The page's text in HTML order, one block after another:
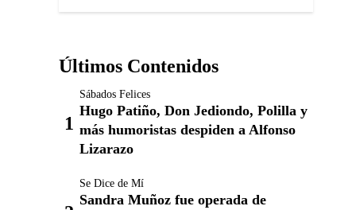
Últimos Contenidos
Sábados Felices
Hugo Patiño, Don Jediondo, Polilla y
más humoristas despiden a Alfonso
Lizarazo
Se Dice de Mí
Sandra Muñoz fue operada de